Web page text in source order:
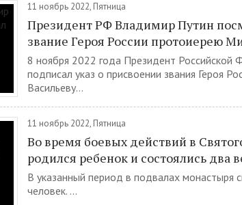
11 ноябрь 2022, Пятница
Президент РФ Владимир Путин
звание Героя России протоиерею
8 ноября 2022 года Президент Российской
подписал указ о присвоении звания Героя
Васильеву...
11 ноябрь 2022, Пятница
Во время боевых действий в
родился ребенок и состоялись два
В указанный период в подвалах монастыря
человек. ...